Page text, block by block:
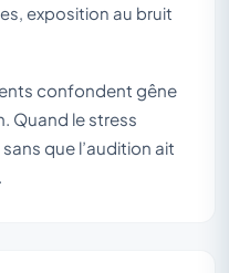
exposition au bruit
confondent gêne
Quand le stress
que l’audition ait